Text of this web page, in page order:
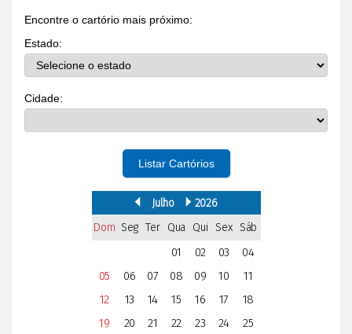
Encontre o cartório mais próximo:
Estado:
Cidade:
Listar Cartórios